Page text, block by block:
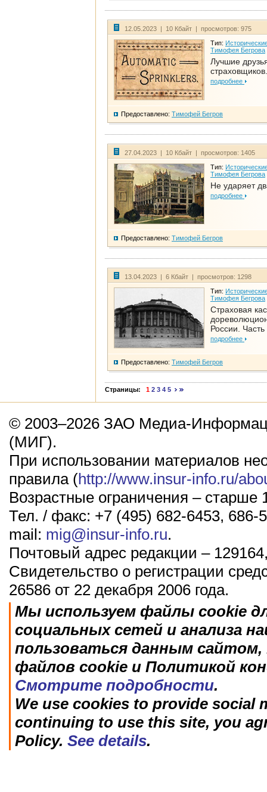
12.05.2023 | 10 Кбайт | просмотров: 975
Тип:
Тимофея Бегрова
Лучшие
подробнее
Предоставлено: Тимофей Бегров
27.04.2023 | 10 Кбайт | просмотров: 1405
Тип:
Тимофея Бегрова
Не ударяет
подробнее
Предоставлено: Тимофей Бегров
13.04.2023 | 6 Кбайт | просмотров: 1298
Тип:
Тимофея Бегрова
Страховая
России. Часть
подробнее
Предоставлено: Тимофей Бегров
Страницы: 1 2 3 4 5
© 2003–2026 ЗАО Медиа-
(МИГ).
При использовании материалов
правила (http://www.insur-info.ru/
Возрастные ограничения – старше
Тел. / факс: +7 (495) 682-6453, 686-
mail: mig@insur-info.ru.
Почтовый адрес редакции –
Свидетельство о регистрации
26586 от 22 декабря 2006 года.
Мы используем файлы cookie
социальных сетей и анализа
пользоваться данным
файлов cookie и Политикой
Смотрите подробности.
We use cookies to provide social
continuing to use this site, you
Policy. See details.